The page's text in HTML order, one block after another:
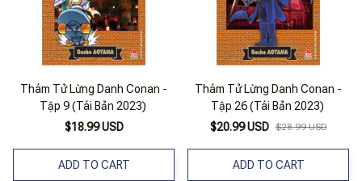
Thám Tử Lừng Danh Conan -
Tập 9 (Tái Bản 2023)
$18.99 USD
ADD TO CART
Thám Tử Lừng Danh Conan -
Tập 26 (Tái Bản 2023)
$20.99 USD $28.99 USD
ADD TO CART